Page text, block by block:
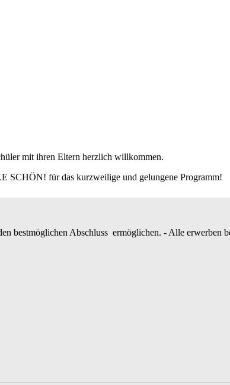
mit ihren Eltern herzlich willkommen.
SCHÖN! für das kurzweilige und gelungene Programm!
bestmöglichen Abschluss ermöglichen. - Alle erwerben